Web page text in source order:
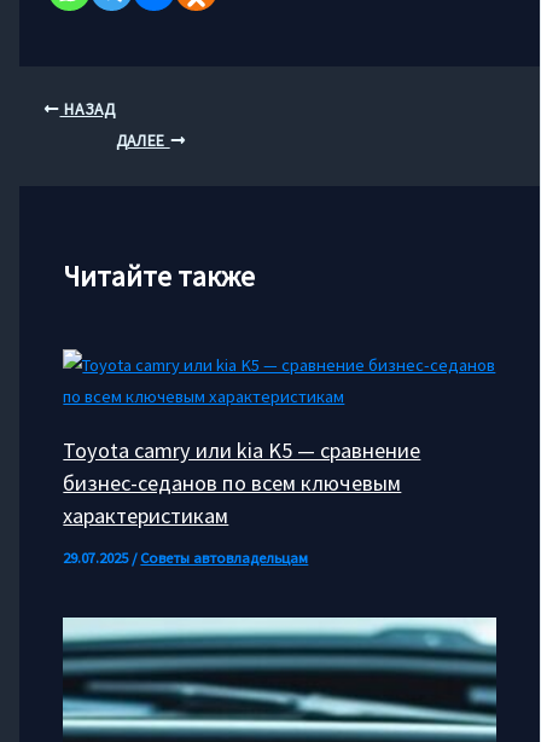
НАЗАД
ДАЛЕЕ
Читайте также
Toyota camry или kia K5 — сравнение
бизнес-седанов по всем ключевым
характеристикам
29.07.2025/Советы автовладельцам